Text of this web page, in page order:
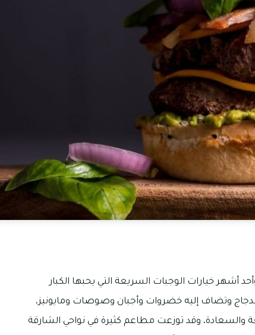
أشهر خيارات الوجبات السريعة التي يحبها الكبار
وتضاف إليه خضروات وأجبان وصوصات ومايونيز،
وقد توزعت مطاعم كثيرة في نواحي الشارقة